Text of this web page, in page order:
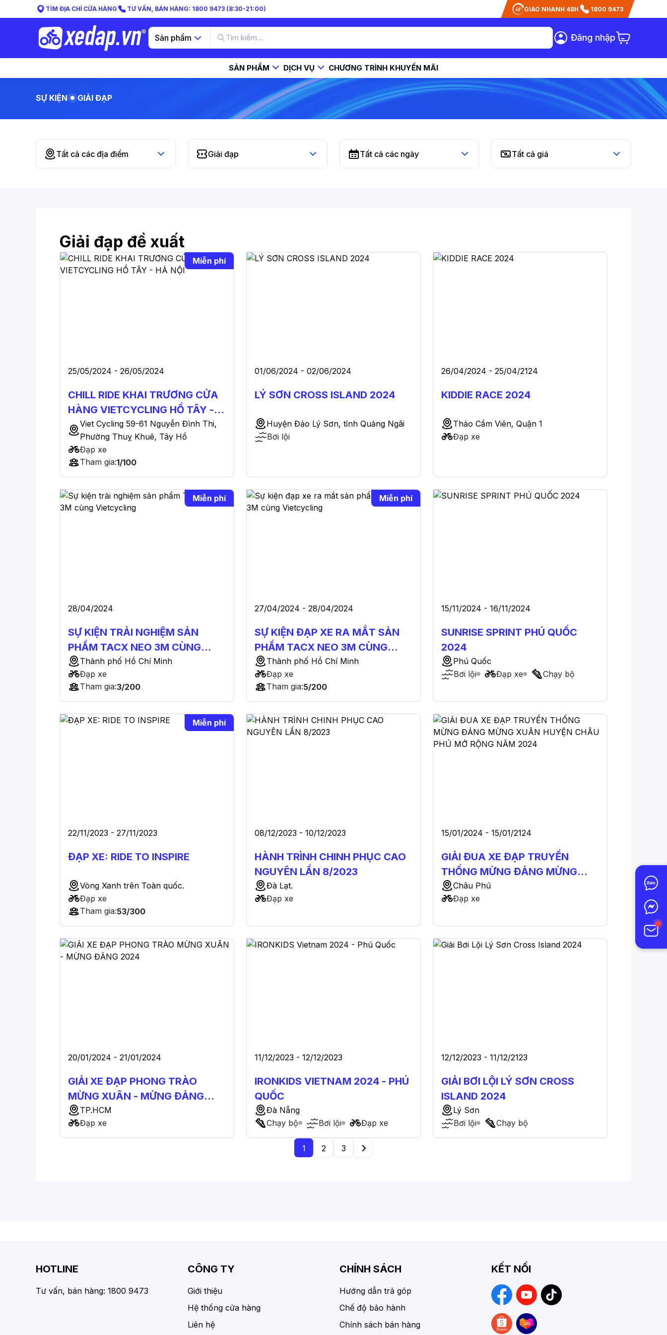
TÌM ĐỊA CHỈ CỬA HÀNG TƯ VẤN, BÁN HÀNG: 1800 9473 (8:30-21:00) GIAO NHANH 48H 1800 9473
Sản phẩm Đăng nhập
SẢN PHẨM DỊCH VỤ CHƯƠNG TRÌNH KHUYẾN MÃI
SỰ KIỆN GIẢI ĐẠP
Tất cả các địa điểm Giải đạp Tất cả các ngày Tất cả giá
Giải đạp đề xuất
25/05/2024 - 26/05/2024
Miễn phí
CHILL RIDE KHAI TRƯƠNG CỬA
HÀNG VIETCYCLING HỒ TÂY -
HÀ NỘI
Viet Cycling 59-61 Nguyễn Đình Thi,
Phường Thuỵ Khuê, Tây Hồ
Đạp xe
Tham gia:1/100
01/06/2024 - 02/06/2024
LÝ SƠN CROSS ISLAND 2024
Huyện Đảo Lý Sơn, tỉnh Quảng Ngãi
Bơi lội
26/04/2024 - 25/04/2124
KIDDIE RACE 2024
Thảo Cầm Viên, Quận 1
Đạp xe
28/04/2024
Miễn phí
SỰ KIỆN TRẢI NGHIỆM SẢN
PHẨM TACX NEO 3M CÙNG
VIETCYCLING
Thành phố Hồ Chí Minh
Đạp xe
Tham gia:3/200
27/04/2024 - 28/04/2024
Miễn phí
SỰ KIỆN ĐẠP XE RA MẮT SẢN
PHẨM TACX NEO 3M CÙNG
VIETCYCLING
Thành phố Hồ Chí Minh
Đạp xe
Tham gia:5/200
15/11/2024 - 16/11/2024
SUNRISE SPRINT PHÚ QUỐC
2024
Phú Quốc
Bơi lội
Đạp xe Chạy bộ
22/11/2023 - 27/11/2023
Miễn phí
ĐẠP XE: RIDE TO INSPIRE
Vòng Xanh trên Toàn quốc.
Đạp xe
Tham gia:53/300
08/12/2023 - 10/12/2023
HÀNH TRÌNH CHINH PHỤC CAO
NGUYÊN LẦN 8/2023
Đà Lạt.
Đạp xe
15/01/2024 - 15/01/2124
GIẢI ĐUA XE ĐẠP TRUYỀN
THỐNG MỪNG ĐẢNG MỪNG
XUÂN HUYỆN CHÂU PHÚ MỞ
RỘNG NĂM 2024
Châu Phú
Đạp xe
20/01/2024 - 21/01/2024
GIẢI XE ĐẠP PHONG TRÀO
MỪNG XUÂN - MỪNG ĐẢNG
2024TP.HCM
Đạp xe
11/12/2023 - 12/12/2023
IRONKIDS VIETNAM 2024 - PHÚ
QUỐC
Đà Nẵng
Chạy bộ
Bơi lội Đạp xe
12/12/2023 - 11/12/2123
GIẢI BƠI LỘI LÝ SƠN CROSS
ISLAND 2024
Lý Sơn
Bơi lội
Chạy bộ
1 2 3
HOTLINE
Tư vấn, bán hàng: 1800 9473
CÔNG TY
Giới thiệu
Hệ thống cửa hàng
Liên hệ
CHÍNH SÁCH
Hướng dẫn trả góp
Chế độ bảo hành
Chính sách bán hàng
KẾT NỐI